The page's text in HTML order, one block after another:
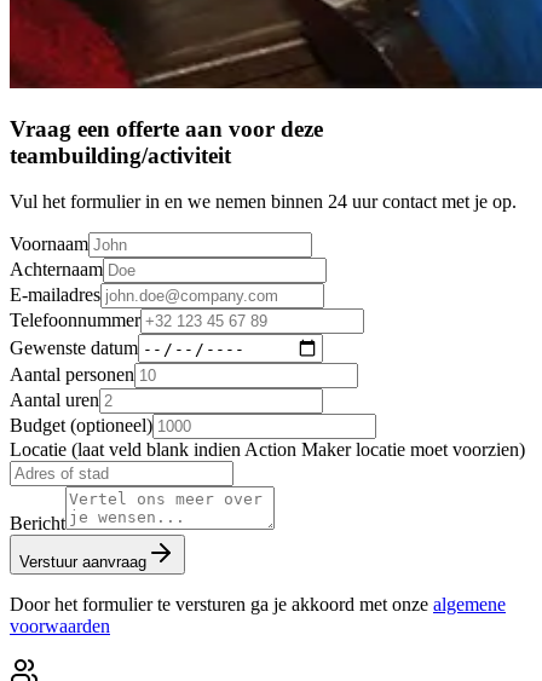
Vraag een offerte aan voor deze
teambuilding/activiteit
Vul het formulier in en we nemen binnen 24 uur contact met je op.
Voornaam
Achternaam
E-mailadres
Telefoonnummer
Gewenste datum
Aantal personen
Aantal uren
Budget (optioneel)
Locatie (laat veld blank indien Action Maker locatie moet voorzien)
Bericht
Verstuur aanvraag
Door het formulier te versturen ga je akkoord met onze algemene
voorwaarden